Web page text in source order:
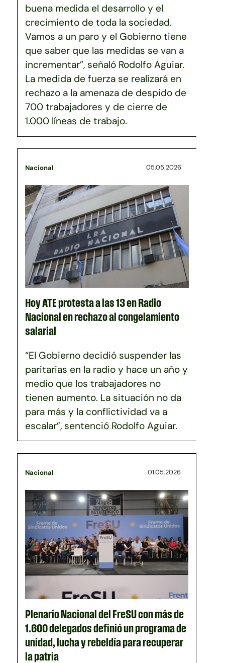
buena medida el desarrollo y el
crecimiento de toda la sociedad.
Vamos a un paro y el Gobierno tiene
que saber que las medidas se van a
incrementar”, señaló Rodolfo Aguiar.
La medida de fuerza se realizará en
rechazo a la amenaza de despido de
700 trabajadores y de cierre de
1.000 líneas de trabajo.
Nacional 05.05.2026
Hoy ATE protesta a las 13 en Radio
Nacional en rechazo al congelamiento
salarial
“El Gobierno decidió suspender las
paritarias en la radio y hace un año y
medio que los trabajadores no
tienen aumento. La situación no da
para más y la conflictividad va a
escalar”, sentenció Rodolfo Aguiar.
Nacional 01.05.2026
Plenario Nacional del FreSU con más de
1.600 delegados definió un programa de
unidad, lucha y rebeldía para recuperar
la patria